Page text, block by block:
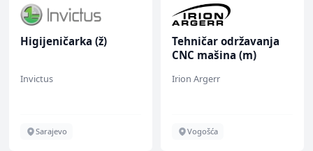
Higijeničarka (ž)
Invictus
Sarajevo
Tehničar održavanja
CNC mašina (m)
Irion Argerr
Vogošća